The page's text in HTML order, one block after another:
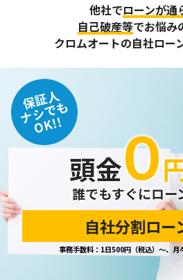
他社でローンが通
自己破産等でお悩み
クロムオートの自社ロー
保証人
ナシでも
OK!!
頭金０
誰でもすぐにロー
自社分割ロー
事務手数料：1日500円（税込）～、